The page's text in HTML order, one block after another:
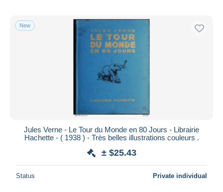
New
Jules Verne - Le Tour du Monde en 80 Jours - Librairie
Hachette - ( 1938 ) - Très belles illustrations couleurs .
± $25.43
Status Private individual